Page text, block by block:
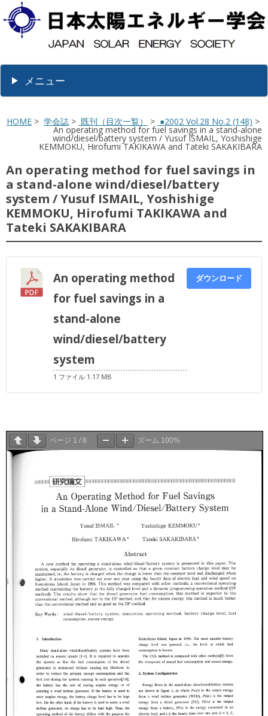
メニュー
HOME > 学会誌 > 既刊（目次一覧） > ●2002 Vol.28 No.2 (148) >
An operating method for fuel savings in a stand-alone
wind/diesel/battery system / Yusuf ISMAIL, Yoshishige
KEMMOKU, Hirofumi TAKIKAWA and Tateki SAKAKIBARA
An operating method for fuel savings in
a stand-alone wind/diesel/battery
system / Yusuf ISMAIL, Yoshishige
KEMMOKU, Hirofumi TAKIKAWA and
Tateki SAKAKIBARA
An operating method
for fuel savings in a
stand-alone
wind/diesel/battery
system
1 ファイル 1.17 MB
ダウンロード
ページ 1 / 8 ズーム 100%